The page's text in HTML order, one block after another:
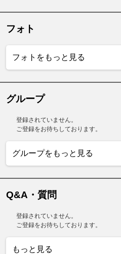
フォト
フォトをもっと見る
グループ
登録されていません。
ご登録をお待ちしております。
グループをもっと見る
Q&A・質問
登録されていません。
ご登録をお待ちしております。
もっと見る